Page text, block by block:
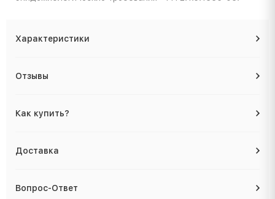
Характеристики
Отзывы
Как купить?
Доставка
Вопрос-Ответ